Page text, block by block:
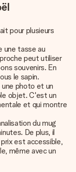
pour plusieurs
une tasse au
peut utiliser
souvenirs. En
le sapin.
photo et un
objet. C'est un
et qui montre
du mug
De plus, il
est accessible,
même avec un